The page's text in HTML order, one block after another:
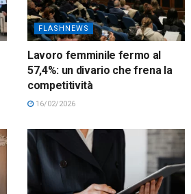
FLASHNEWS
Lavoro femminile fermo al
57,4%: un divario che frena la
competitività
16/02/2026